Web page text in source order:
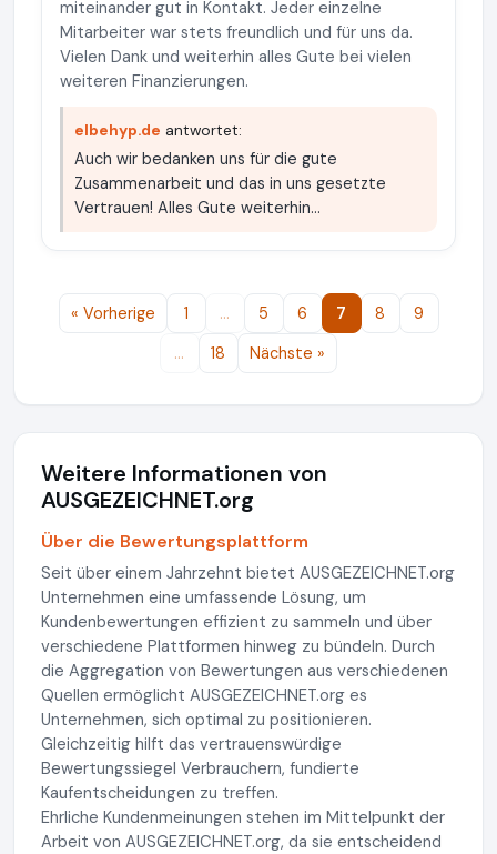
miteinander gut in Kontakt. Jeder einzelne
Mitarbeiter war stets freundlich und für uns da.
Vielen Dank und weiterhin alles Gute bei vielen
weiteren Finanzierungen.
elbehyp.de antwortet:
Auch wir bedanken uns für die gute
Zusammenarbeit und das in uns gesetzte
Vertrauen! Alles Gute weiterhin...
« Vorherige 1 … 5 6 7 8
9
…
18 Nächste »
Weitere Informationen von
AUSGEZEICHNET.org
Über die Bewertungsplattform
Seit über einem Jahrzehnt bietet AUSGEZEICHNET.org
Unternehmen eine umfassende Lösung, um
Kundenbewertungen effizient zu sammeln und über
verschiedene Plattformen hinweg zu bündeln. Durch
die Aggregation von Bewertungen aus verschiedenen
Quellen ermöglicht AUSGEZEICHNET.org es
Unternehmen, sich optimal zu positionieren.
Gleichzeitig hilft das vertrauenswürdige
Bewertungssiegel Verbrauchern, fundierte
Kaufentscheidungen zu treffen.
Ehrliche Kundenmeinungen stehen im Mittelpunkt der
Arbeit von AUSGEZEICHNET.org, da sie entscheidend